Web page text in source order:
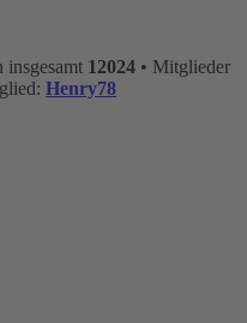
insgesamt 12024 • Mitglieder
Henry78